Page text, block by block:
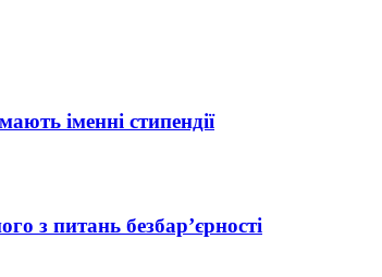
іменні стипендії
з питань безбар’єрності